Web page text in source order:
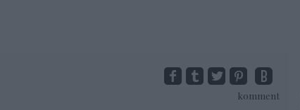
komment